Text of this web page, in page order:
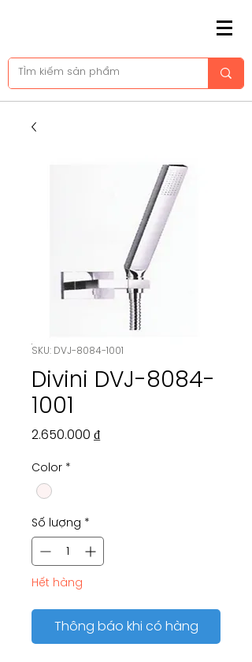
SKU: DVJ-8084-1001
Divini DVJ-8084-
1001
2.650.000 ₫Giá
Color *
Số lượng *
Hết hàng
Thông báo khi có hàng